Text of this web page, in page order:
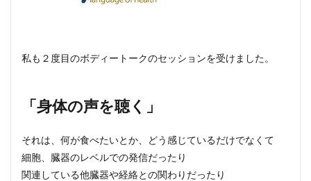
私も２度目のボディートークのセッションを受けました。
「身体の声を聴く」
それは、何が食べたいとか、どう感じているだけでなくて
細胞、臓器のレベルでの発信だったり
関連している他臓器や経絡との関わりだったり